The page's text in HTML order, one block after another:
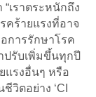
เราตระหนักถึง
คร้ายแรงที่อาจ
การรักษาโรค
ปรับเพิ่มขึ้นทุกปี
แรงอื่นๆ หรือ
ตอย่าง ‘CI